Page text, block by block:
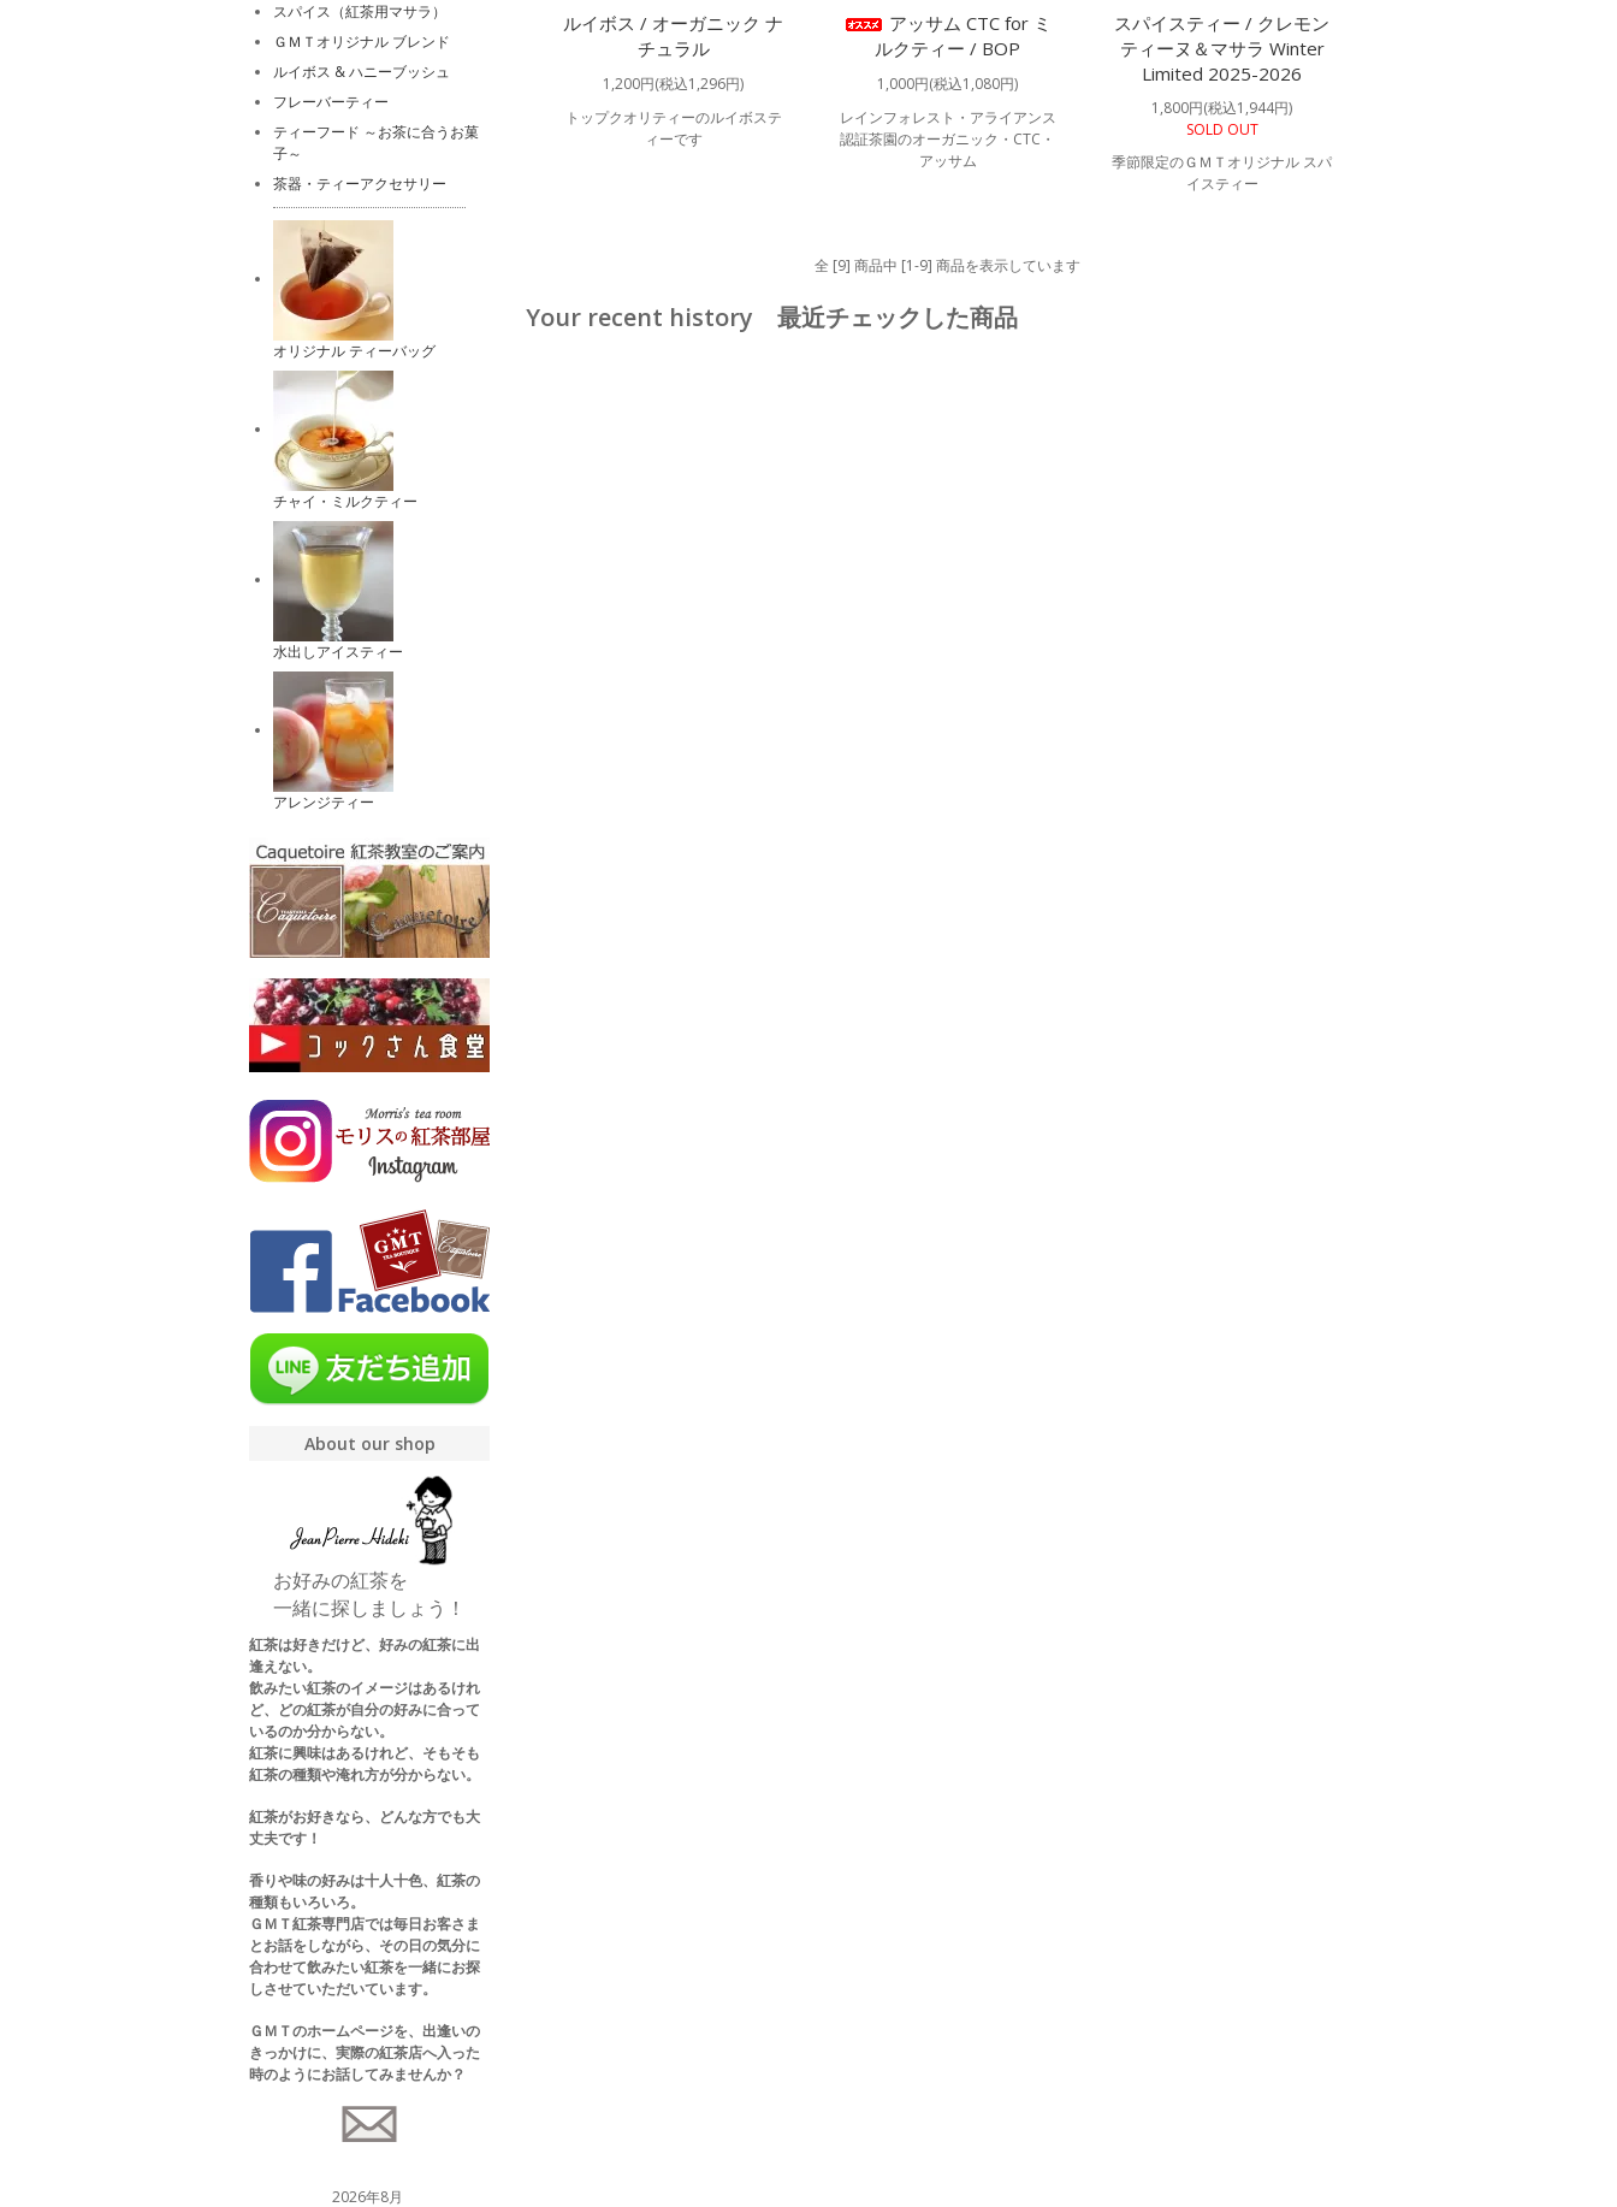
ルイボス / オーガニック ナ
チュラル
1,200円(税込1,296円)
トップクオリティーのルイボステ
ィーです
アッサム CTC for ミ
ルクティー / BOP
1,000円(税込1,080円)
レインフォレスト・アライアンス
認証茶園のオーガニック・CTC・
アッサム
スパイスティー / クレモン
ティーヌ＆マサラ Winter
Limited 2025-2026
1,800円(税込1,944円)
SOLD OUT
季節限定のＧＭＴオリジナル スパ
イスティー
全 [9] 商品中 [1-9] 商品を表示しています
Your recent history 最近チェックした商品
スパイス（紅茶用マサラ）
ＧＭＴオリジナル ブレンド
ルイボス & ハニーブッシュ
フレーバーティー
ティーフード ～お茶に合うお菓
子～
茶器・ティーアクセサリー
オリジナル ティーバッグ
チャイ・ミルクティー
水出しアイスティー
アレンジティー
About our shop
お好みの紅茶を
一緒に探しましょう！
紅茶は好きだけど、好みの紅茶に出
逢えない。
飲みたい紅茶のイメージはあるけれ
ど、どの紅茶が自分の好みに合って
いるのか分からない。
紅茶に興味はあるけれど、そもそも
紅茶の種類や淹れ方が分からない。
紅茶がお好きなら、どんな方でも大
丈夫です！
香りや味の好みは十人十色、紅茶の
種類もいろいろ。
ＧＭＴ紅茶専門店では毎日お客さま
とお話をしながら、その日の気分に
合わせて飲みたい紅茶を一緒にお探
しさせていただいています。
ＧＭＴのホームページを、出逢いの
きっかけに、実際の紅茶店へ入った
時のようにお話してみませんか？
2026年8月